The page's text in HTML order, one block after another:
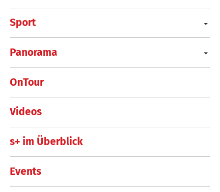
Sport
Panorama
OnTour
Videos
s+ im Überblick
Events